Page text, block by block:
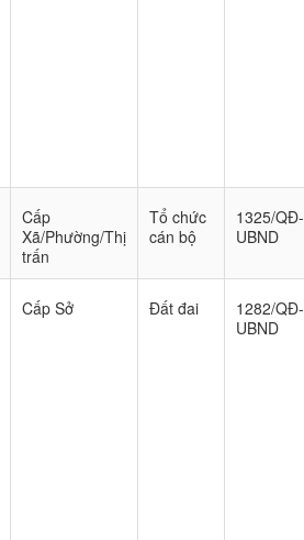
Cấp
Xã/Phường/Thị
trấn
Tổ chức
cán bộ
1325/QĐ-
UBND
Cấp Sở Đất đai
1282/QĐ-
UBND